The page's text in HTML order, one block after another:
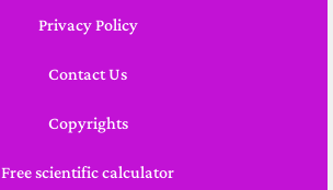
Privacy Policy
Contact Us
Copyrights
Free scientific calculator